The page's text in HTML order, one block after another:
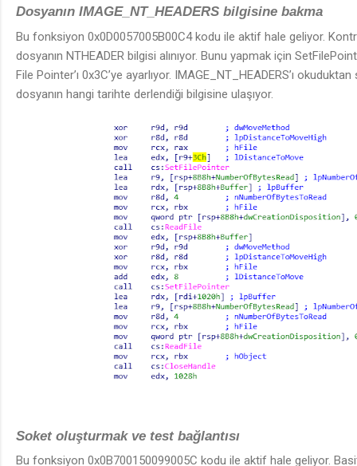
Dosyanın IMAGE_NT_HEADERS bilgisine bakma
Bu fonksiyon 0x0D0057005B00C4 kodu ile aktif hale geliyor.
dosyanın NTHEADER bilgisi alınıyor. Bunu yapmak için
File Pointer’ı 0x3C’ye ayarlıyor. IMAGE_NT_HEADERS’ı
dosyanın hangi tarihte derlendiği bilgisine ulaşıyor.
Soket oluşturmak ve test bağlantısı
Bu fonksiyon 0x0B700150099005C kodu ile aktif hale geliyor.